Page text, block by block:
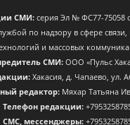
СМИ: серия Эл № ФС77-75058
по надзору в сфере
и массовых
СМИ:ООО «Пульс
Хакасия, д. Чапаево, ул.
редактор: Мяхар Татьяна
Телефон редакции:
CМС, мессенджеры: